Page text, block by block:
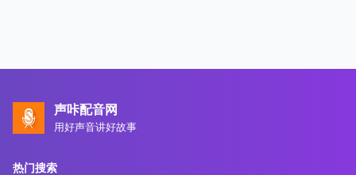
声咔配音网
用好声音讲好故事
热门搜索